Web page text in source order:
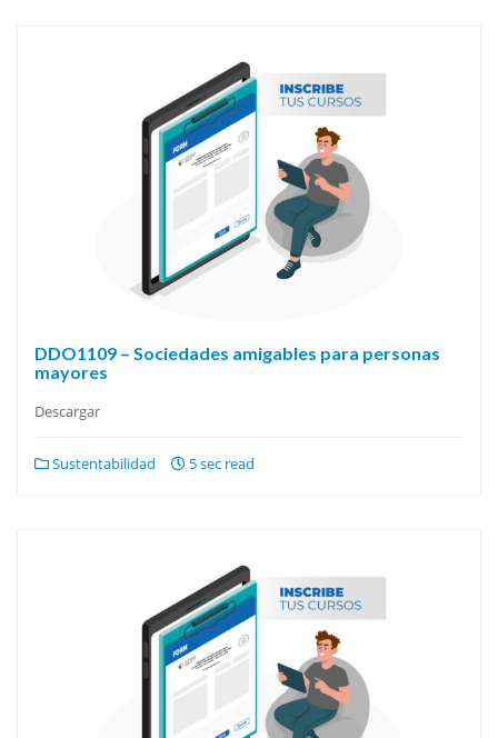
DDO1109 – Sociedades amigables para personas
mayores
Descargar
Sustentabilidad 5 sec read